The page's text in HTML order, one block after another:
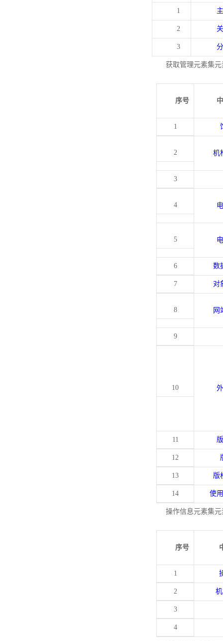
1
2
3
获取管理元素集
序号
1
2 机
3
4
5
6 数
7 对
8 网
9
10
11
12
13 版
14 使
操作信息元素集
序号
1
2
3
4